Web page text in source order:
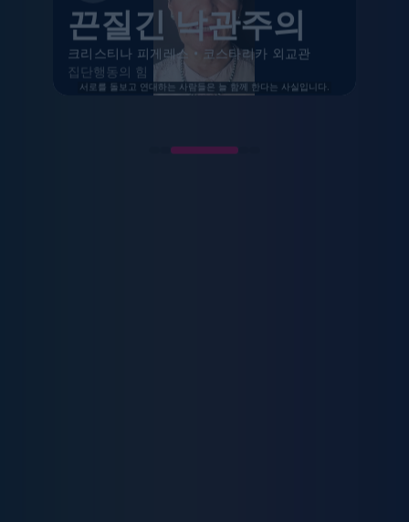
끈질긴 낙관주의
크리스티나 피게레스 • 코스타리카 외교관
집단행동의 힘